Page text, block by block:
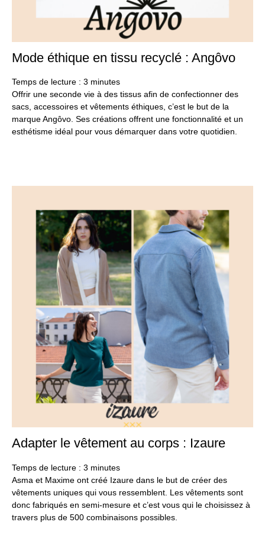
Mode éthique en tissu recyclé : Angôvo
Temps de lecture : 3 minutes
Offrir une seconde vie à des tissus afin de confectionner des
sacs, accessoires et vêtements éthiques, c’est le but de la
marque Angôvo. Ses créations offrent une fonctionnalité et un
esthétisme idéal pour vous démarquer dans votre quotidien.
Adapter le vêtement au corps : Izaure
Temps de lecture : 3 minutes
Asma et Maxime ont créé Izaure dans le but de créer des
vêtements uniques qui vous ressemblent. Les vêtements sont
donc fabriqués en semi-mesure et c’est vous qui le choisissez à
travers plus de 500 combinaisons possibles.